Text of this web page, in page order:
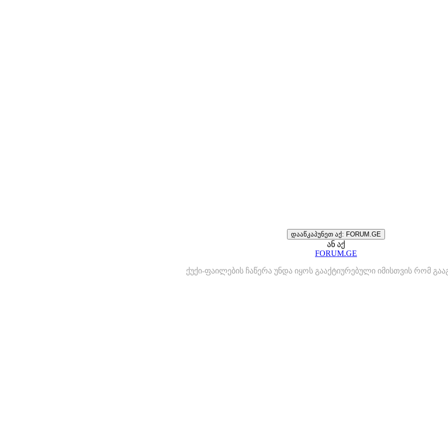
დააწკაპუნეთ აქ: FORUM.GE
ან აქ
FORUM.GE
ქუქი-ფაილების ჩაწერა უნდა იყოს გააქტიურებული იმისთვის რომ